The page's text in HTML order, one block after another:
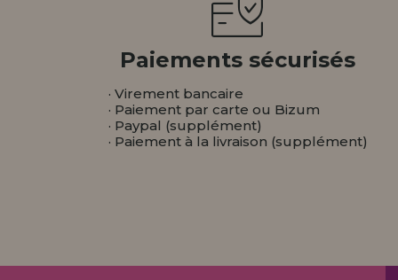
Paiements sécurisés
· Virement bancaire
· Paiement par carte ou Bizum
· Paypal (supplément)
· Paiement à la livraison (supplément)